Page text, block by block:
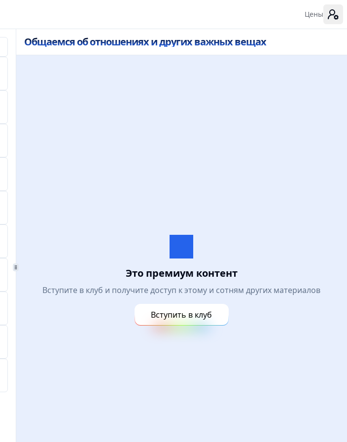
Цены
Общаемся об отношениях и других важных вещах
Это премиум контент
Вступите в клуб и получите доступ к этому и сотням других материалов
Вступить в клуб